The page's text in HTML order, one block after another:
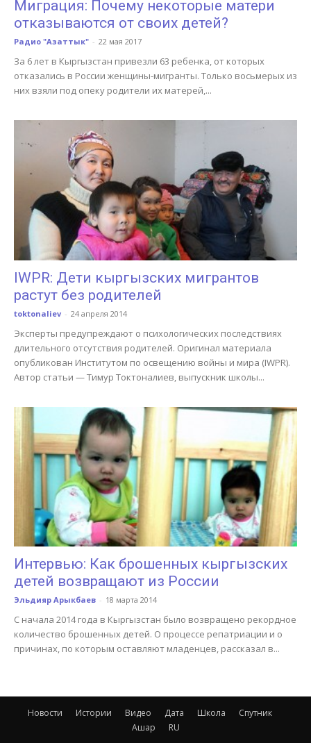
Миграция: Почему некоторые матери
отказываются от своих детей?
Радио "Азаттык" - 22 мая 2017
За 6 лет в Кыргызстан привезли 63 ребенка, от которых
отказались в России женщины-мигранты. Только восьмерых из
них взяли под опеку родители их матерей,...
IWPR: Дети кыргызских мигрантов
растут без родителей
toktonaliev - 24 апреля 2014
Эксперты предупреждают о психологических последствиях
длительного отсутствия родителей. Оригинал материала
опубликован Институтом по освещению войны и мира (IWPR).
Автор статьи — Тимур Токтоналиев, выпускник школы...
Интервью: Как брошенных кыргызских
детей возвращают из России
Эльдияр Арыкбаев - 18 марта 2014
С начала 2014 года в Кыргызстан было возвращено рекордное
количество брошенных детей. О процессе репатриации и о
причинах, по которым оставляют младенцев, рассказал в...
Новости Истории Видео Дата Школа
Спутник
Ашар
RU